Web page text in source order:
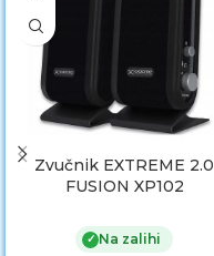
Zvučnik EXTREME 2.0
FUSION XP102
✓ Na zalihi